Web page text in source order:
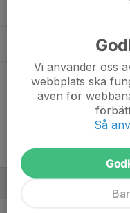
13. Sixten Wili-
16. Tódor
12. Ture
Victor Örbrink
Wilhelm Ekenberg
Vi använder oss
webbplats ska
även för
Så